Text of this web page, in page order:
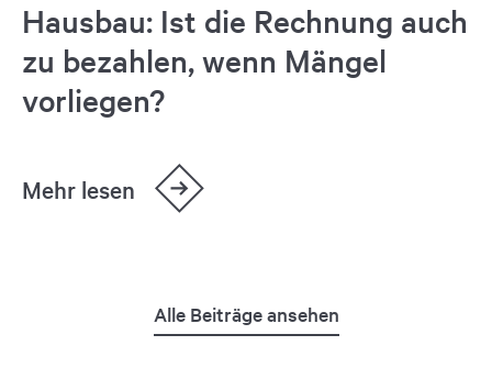
Hausbau: Ist die Rechnung auch
zu bezahlen, wenn Mängel
vorliegen?
Mehr lesen
Alle Beiträge ansehen